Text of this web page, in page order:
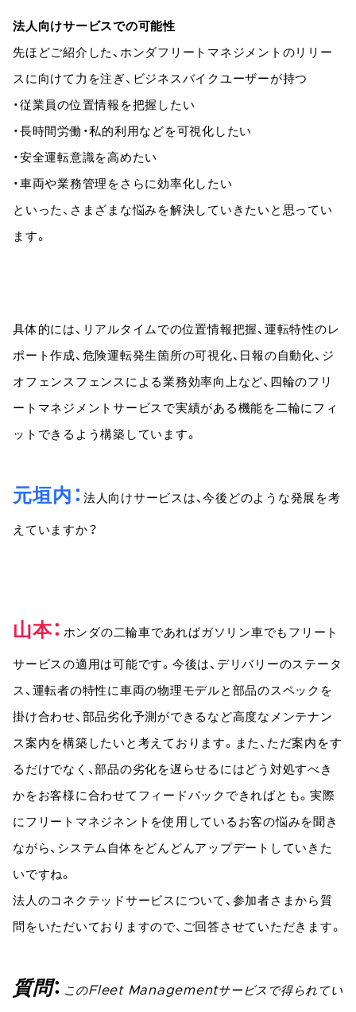
法人向けサービスでの可能性
先ほどご紹介した、ホンダフリートマネジメントのリリー
スに向けて力を注ぎ、ビジネスバイクユーザーが持つ
・従業員の位置情報を把握したい
・長時間労働・私的利用などを可視化したい
・安全運転意識を高めたい
・車両や業務管理をさらに効率化したい
といった、さまざまな悩みを解決していきたいと思ってい
ます。
具体的には、リアルタイムでの位置情報把握、運転特性のレ
ポート作成、危険運転発生箇所の可視化、日報の自動化、ジ
オフェンスフェンスによる業務効率向上など、四輪のフリ
ートマネジメントサービスで実績がある機能を二輪にフィ
ットできるよう構築しています。
元垣内 法人向けサービスは、今後どのような発展を考
えていますか？
山本 ホンダの二輪車であればガソリン車でもフリート
サービスの適用は可能です。今後は、デリバリーのステータ
ス、運転者の特性に車両の物理モデルと部品のスペックを
掛け合わせ、部品劣化予測ができるなど高度なメンテナン
ス案内を構築したいと考えております。また、ただ案内をす
るだけでなく、部品の劣化を遅らせるにはどう対処すべき
かをお客様に合わせてフィードバックできればとも。実際
にフリートマネジネントを使用しているお客の悩みを聞き
ながら、システム自体をどんどんアップデートしていきた
いですね。
法人のコネクテッドサービスについて、参加者さまから質
問をいただいておりますので、ご回答させていただきます。
質問 このFleet Managementサービスで得られてい